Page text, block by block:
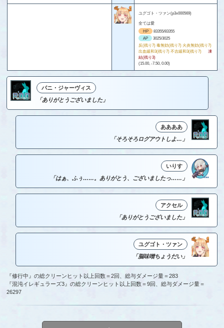
ユグゴト・ツァン(p3x000569)
全ては愛
HP
83355/83355
AP
3025/3025
反(残り7) 毒無効(残り7) 火炎無効(残り7)
出血緩和3(残り7) 不吉緩和3(残り7)
凍
結(残り3)
(15.00, -7.50, 0.00)
パニ・ジャーヴィス
「ありがとうございました」
ああああ
「そろそろログアウトしよ…」
いりす
「はぁ、ふぅ……。ありがとう、ございましたっ……」
アクセル
「ありがとうございました」
ユグゴト・ツァン
「脳味噌ちょうだい」
『修行中』の総クリーンヒット以上回数＝2回、総与ダメージ量＝283
『混沌イレギュラーズ3』の総クリーンヒット以上回数＝9回、総与ダメージ量＝
26297